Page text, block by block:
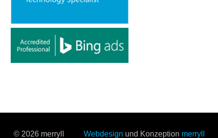
© 2026 merryll Webdesign und Konzeption merryll